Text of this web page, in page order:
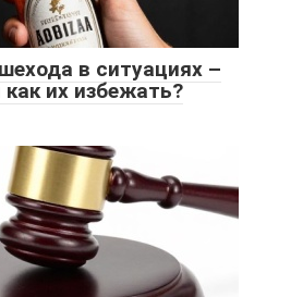
в ситуациях –
как их избежать?